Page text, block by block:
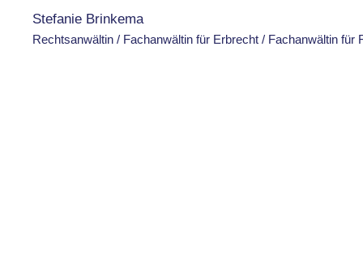
Stefanie Brinkema
Rechtsanwältin / Fachanwältin für Erbrecht / Fachanwältin für